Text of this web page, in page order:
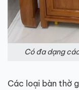
Có đa dạng
Các loại bàn thờ